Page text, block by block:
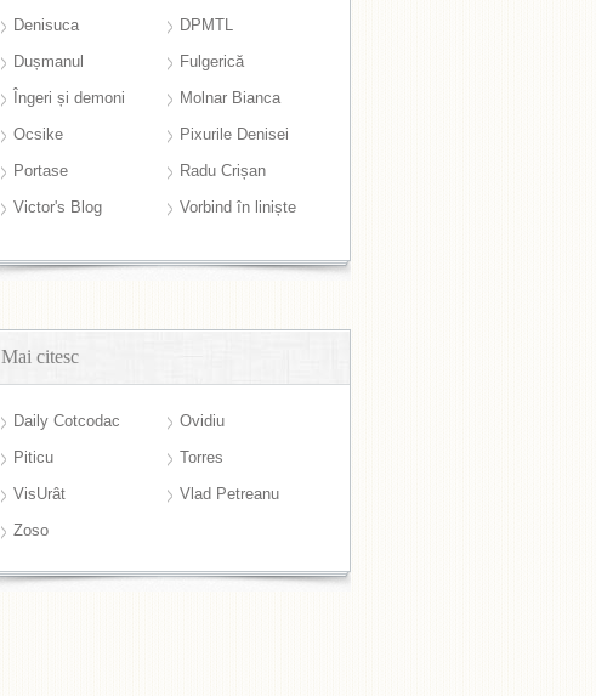
Denisuca
DPMTL
Dușmanul
Fulgerică
Îngeri și demoni
Molnar Bianca
Ocsike
Pixurile Denisei
Portase
Radu Crișan
Victor's Blog
Vorbind în liniște
Mai citesc
Daily Cotcodac
Ovidiu
Piticu
Torres
VisUrât
Vlad Petreanu
Zoso